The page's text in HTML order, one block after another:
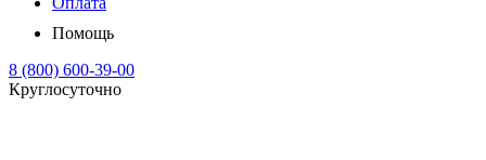
Помощь
8 (800) 600-39-00
Круглосуточно